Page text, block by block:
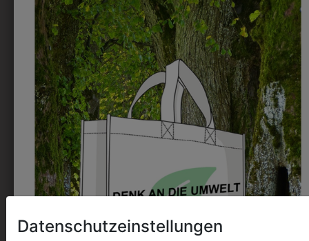
POLO KURZARM MIT
SCHULLOGO
€ 26,90
TINTE
€ 57,90
Datenschutzeinstellungen